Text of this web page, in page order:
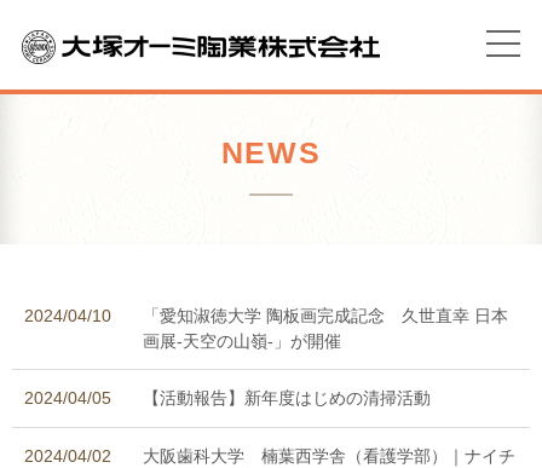
NEWS
2024/04/10
「愛知淑徳大学 陶板画完成記念 久世直幸 日本
画展-天空の山嶺-」が開催
2024/04/05 【活動報告】新年度はじめの清掃活動
2024/04/02
大阪歯科大学 楠葉西学舎（看護学部）｜ナイチ